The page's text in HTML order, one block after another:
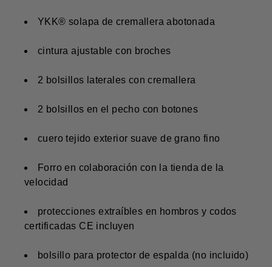
YKK® solapa de cremallera abotonada
cintura ajustable con broches
2 bolsillos laterales con cremallera
2 bolsillos en el pecho con botones
cuero tejido exterior suave de grano fino
Forro en colaboración con la tienda de la
velocidad
protecciones extraíbles en hombros y codos
certificadas CE incluyen
bolsillo para protector de espalda (no incluido)